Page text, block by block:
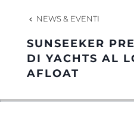
VALUTA LA
NEWS & EVENTI
SUNSEEKER
DI YACHTS AL
AFLOAT